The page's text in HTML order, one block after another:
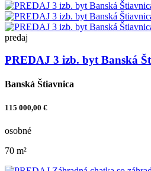
predaj
PREDAJ 3 izb. byt Banská
Banská Štiavnica
115 000,00 €
osobné
70 m²